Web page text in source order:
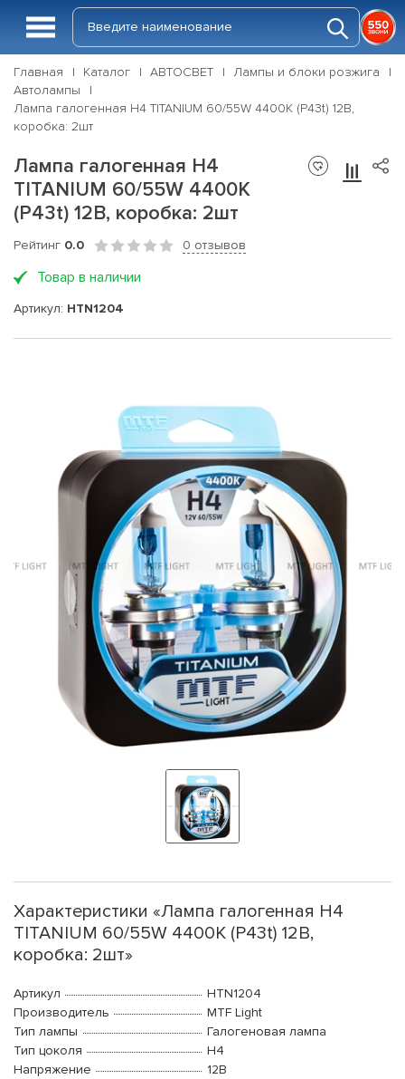
Главная Каталог АВТОСВЕТ
Лампы и блоки розжига
Автолампы
Лампа галогенная H4 TITANIUM 60/55W 4400К (P43t) 12В,
коробка: 2шт
Лампа галогенная H4
TITANIUM 60/55W 4400К
(P43t) 12В, коробка: 2шт
Рейтинг 0.0 0 отзывов
Товар в наличии
Артикул: HTN1204
Характеристики «Лампа галогенная H4
TITANIUM 60/55W 4400К (P43t) 12В,
коробка: 2шт»
Артикул
HTN1204
Производитель
MTF Light
Тип лампы
Галогеновая лампа
Тип цоколя
H4
Напряжение
12В